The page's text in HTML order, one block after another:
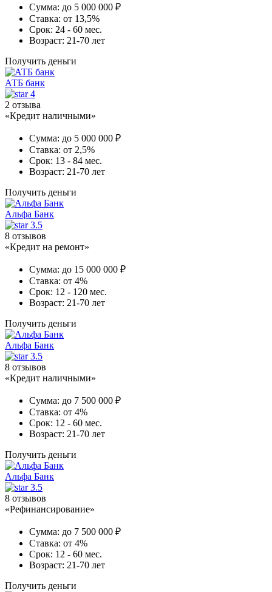
Сумма: до 5 000 000 ₽
Ставка: от 13,5%
Срок: 24 - 60 мес.
Возраст: 21-70 лет
Получить деньги
АТБ банк
4
2 отзыва
«Кредит наличными»
Сумма: до 5 000 000 ₽
Ставка: от 2,5%
Срок: 13 - 84 мес.
Возраст: 21-70 лет
Получить деньги
Альфа Банк
3.5
8 отзывов
«Кредит на ремонт»
Сумма: до 15 000 000 ₽
Ставка: от 4%
Срок: 12 - 120 мес.
Возраст: 21-70 лет
Получить деньги
Альфа Банк
3.5
8 отзывов
«Кредит наличными»
Сумма: до 7 500 000 ₽
Ставка: от 4%
Срок: 12 - 60 мес.
Возраст: 21-70 лет
Получить деньги
Альфа Банк
3.5
8 отзывов
«Рефинансирование»
Сумма: до 7 500 000 ₽
Ставка: от 4%
Срок: 12 - 60 мес.
Возраст: 21-70 лет
Получить деньги